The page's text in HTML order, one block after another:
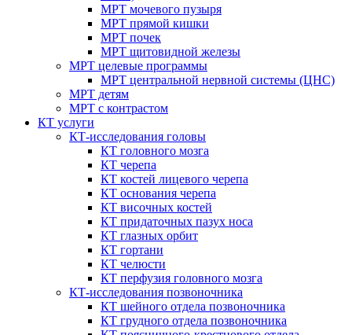
МРТ мочевого пузыря
МРТ прямой кишки
МРТ почек
МРТ щитовидной железы
МРТ целевые программы
МРТ центральной нервной системы (ЦНС)
МРТ детям
МРТ с контрастом
КТ услуги
КТ-исследования головы
КТ головного мозга
КТ черепа
КТ костей лицевого черепа
КТ основания черепа
КТ височных костей
КТ придаточных пазух носа
КТ глазных орбит
КТ гортани
КТ челюсти
КТ перфузия головного мозга
КТ-исследования позвоночника
КТ шейного отдела позвоночника
КТ грудного отдела позвоночника